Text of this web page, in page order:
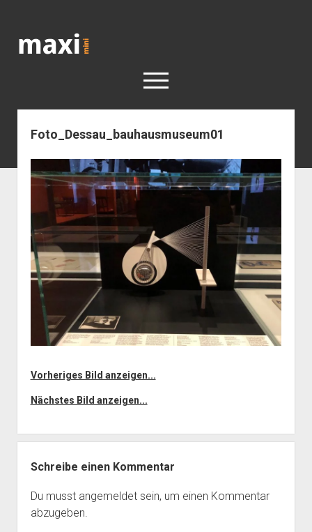
open
< work
Berlin
Reisen
Geschichte
open
dropdown
menu
Geschichte der Stadt Berlin
Impressum
Foto_Dessau_bauhausmuseum01
Vorheriges Bild anzeigen...
Nächstes Bild anzeigen...
Schreibe einen Kommentar
Du musst angemeldetsein, um einen Kommentar
abzugeben.